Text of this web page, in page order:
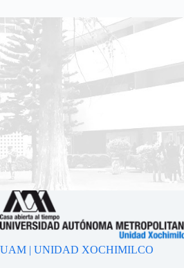
UAM | UNIDAD XOCHIMILCO